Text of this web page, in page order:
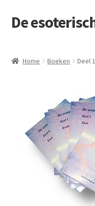
Ga
door
navigatie
Ga
naar
inhoud
De
Contact
De esoteric way of life
Levenslessen
Home Boeken Deel